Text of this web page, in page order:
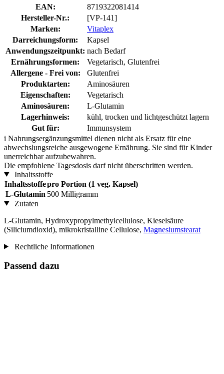
EAN:
8719322081414
Hersteller-Nr.:
[VP-141]
Marken:
Vitaplex
Darreichungsform:
Kapsel
Anwendungszeitpunkt: nach Bedarf
Ernährungsformen:
Vegetarisch, Glutenfrei
Allergene - Frei von:
Glutenfrei
Produktarten:
Aminosäuren
Eigenschaften:
Vegetarisch
Aminosäuren:
L-Glutamin
Lagerhinweis:
kühl, trocken und lichtgeschützt lagern
Gut für:
Immunsystem
i Nahrungsergänzungsmittel dienen nicht als Ersatz für eine
abwechslungsreiche ausgewogene Ernährung. Sie sind für Kinder
unerreichbar aufzubewahren.
Die empfohlene Tagesdosis darf nicht überschritten werden.
Inhaltsstoffe
Inhaltsstoffepro Portion (1 veg. Kapsel)
L-Glutamin 500 Milligramm
Zutaten
L-Glutamin, Hydroxypropylmethylcellulose, Kieselsäure
(Siliciumdioxid), mikrokristalline Cellulose, Magnesiumstearat
Rechtliche Informationen
Passend dazu